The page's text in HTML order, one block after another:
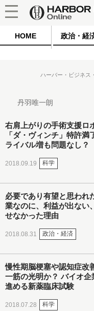
HOME 政治・経
ハーバー・ビジネス
丹羽唯一朗
右肩上がりの手術支援ロ
「ダ・ヴィンチ」特許満
ライバル増も問題なし？
2018.09.19 科学
必要であり有望と思われ
業なのに、利益が出ない
せなかった理由
2018.08.31 政治・経済
慢性期脳梗塞や認知症改
一筋の光明か？ バイオ企
進める新薬臨床試験
2018.07.28 科学